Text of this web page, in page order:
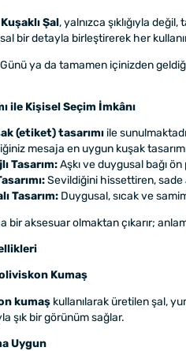
Şal, yalnızca şıklığıyla
bir detayla birleştirerek her
ya da tamamen içinizden
ile Kişisel Seçim İmkânı
(etiket) tasarımı ile
mesaja en uygun kuşak
Tasarım:Aşkı ve duygusal bağı
Sevildiğini hissettiren, sade
Tasarım: Duygusal, sıcak ve
bir aksesuar olmaktan çıkarır;
Kumaş
kumaş kullanılarak üretilen şal,
şık bir görünüm sağlar.
Uygun